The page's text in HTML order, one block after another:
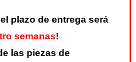
plazo de entrega será
semanas!
las piezas de